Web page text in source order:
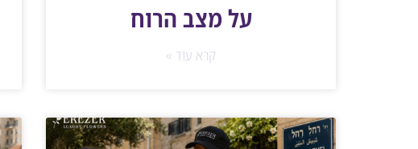
על מצב הרוח
קרא עוד »